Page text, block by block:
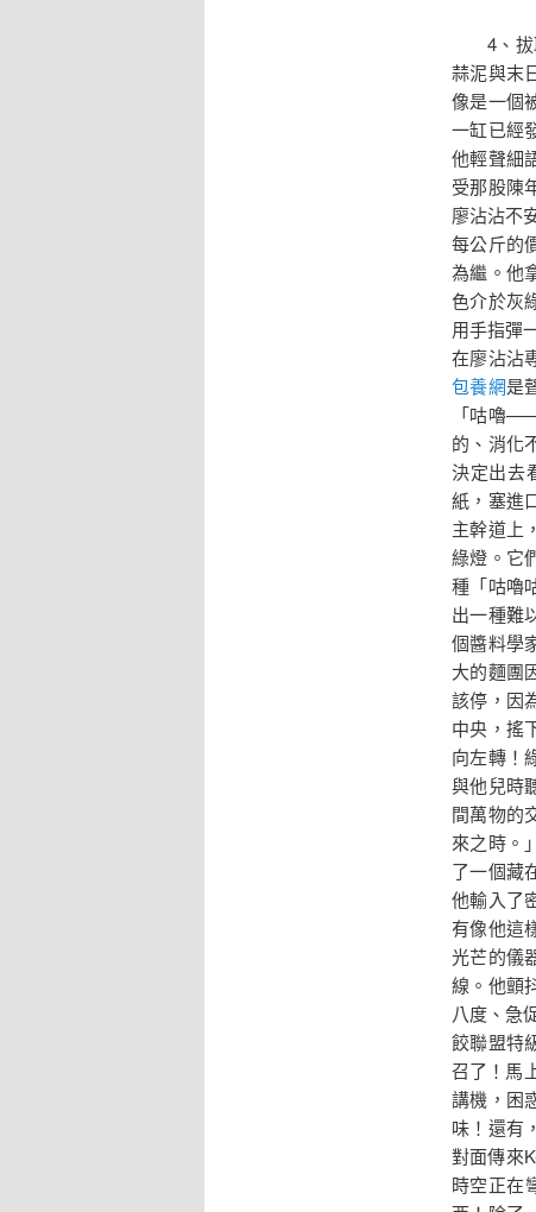
4、拔取
蒜泥與末
像是一個
一缸已經
他輕聲細
受那股陳
廖沾沾不
每公斤的
為繼。他
色介於灰
用手指彈
在廖沾沾
包養網是
「咕嚕
的、消化
決定出去
紙，塞進
主幹道上
綠燈。它
種「咕嚕
出一種難
個醬料學
大的麵團
該停，因
中央，搖
向左轉！
與他兒時
間萬物的
來之時。
了一個藏
他輸入了
有像他這
光芒的儀
線。他顫
八度、急
餃聯盟特
召了！馬
講機，困
味！還有
對面傳來
時空正在